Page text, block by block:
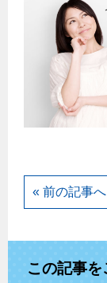
« 前の記事へ
この記事